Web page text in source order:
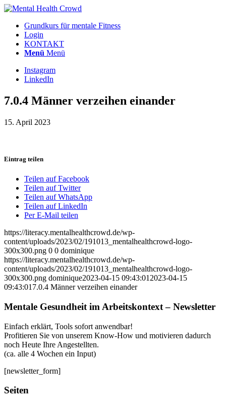
Grundkurs für mentale Fitness
Login
KONTAKT
Menü Menü
Instagram
LinkedIn
7.0.4 Männer verzeihen einander
15. April 2023
Eintrag teilen
Teilen auf Facebook
Teilen auf Twitter
Teilen auf WhatsApp
Teilen auf LinkedIn
Per E-Mail teilen
https://literacy.mentalhealthcrowd.de/wp-
content/uploads/2023/02/191013_mentalhealthcrowd-logo-
300x300.png 0 0 dominique
https://literacy.mentalhealthcrowd.de/wp-
content/uploads/2023/02/191013_mentalhealthcrowd-logo-
300x300.png dominique2023-04-15 09:43:01 2023-04-15
09:43:01 7.0.4 Männer verzeihen einander
Mentale Gesundheit im Arbeitskontext – Newsletter
Einfach erklärt, Tools sofort anwendbar!
Profitieren Sie von unserem Know-How und motivieren dadurch
noch Heute Ihre Angestellten.
(ca. alle 4 Wochen ein Input)
[newsletter_form]
Seiten